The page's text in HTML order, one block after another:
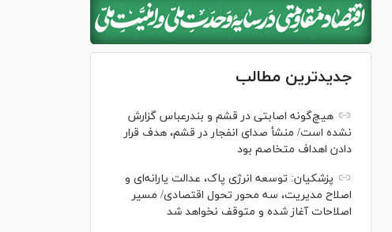
جدیدترین مطالب
هیچ‌گونه اصابتی در قشم و بندرعباس گزارش
نشده است/ منشأ صدای انفجار در قشم، هدف قرار
دادن اهداف متخاصم بود
پزشکیان: توسعه انرژی پاک، عدالت یارانه‌ای و
اصلاح مدیریت، سه محور تحول اقتصادی/ مسیر
اصلاحات آغاز شده و متوقف نخواهد شد